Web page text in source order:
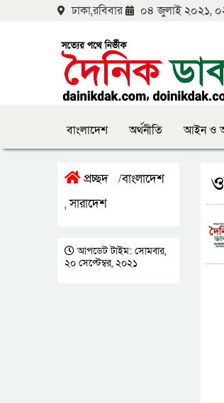
ঢাকা,রবিবার ০৪ জুলাই ২০২১,
বাংলাদেশ অর্থনীতি আইন ও
প্রচ্ছদ /বাংলাদেশ
,সারাদেশ
আপডেট টাইম: সোমবার,
২০ সেপ্টেম্বর, ২০২১